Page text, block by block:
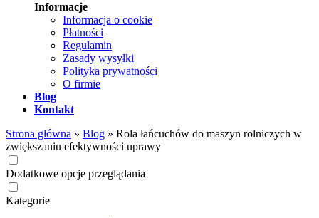
Informacje
Informacja o cookie
Płatności
Regulamin
Zasady wysyłki
Polityka prywatności
O firmie
Blog
Kontakt
Strona główna » Blog » Rola łańcuchów do maszyn rolniczych w
zwiększaniu efektywności uprawy
Dodatkowe opcje przeglądania
Kategorie